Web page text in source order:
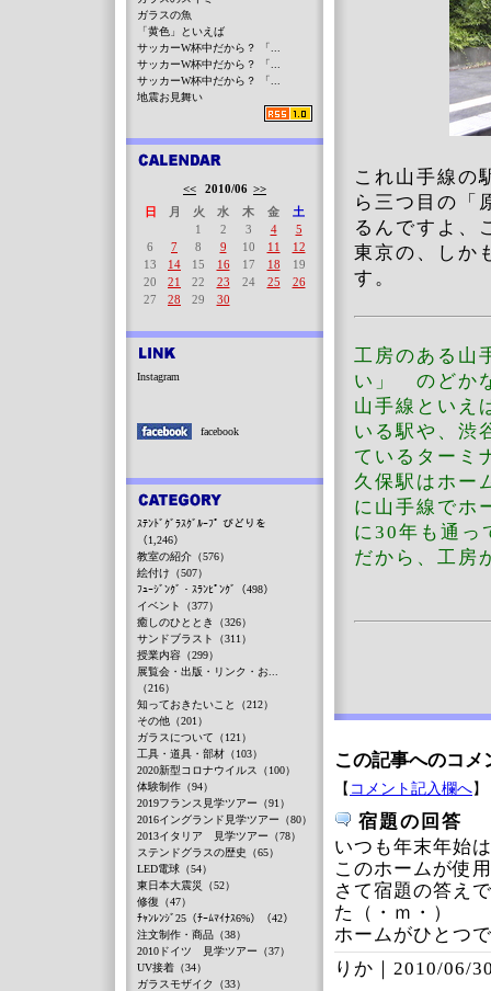
これ山手線の
ら三つ目の「
るんですよ、
東京の、しか
す。
工房のある山
い」 のどか
山手線といえ
いる駅や、渋
ているターミ
久保駅はホー
に山手線でホ
に30年も通っ
だから、工房
この記事へのコメ
【 コメント記入欄へ】
宿題の回答
いつも年末年始
このホームが使
さて宿題の答え
た（・ｍ・）
ホームがひとつ
りか｜ 2010/06/
ガラスの魚
「黄色」といえば
サッカーW杯中だから？ 「...
サッカーW杯中だから？ 「...
サッカーW杯中だから？ 「...
地震お見舞い
<< 2010/06 >>
日
月 火 水 木 金
土
1
2 3 4
5
6
7 8 9 10 11
12
13
14 15 16 17 18
19
20
21 22 23 24 25
26
27
28 29 30
Instagram
facebook
ｽﾃﾝﾄﾞｸﾞﾗｽｸﾞﾙｰﾌﾟ びどりを
（1,246）
教室の紹介（576）
絵付け（507）
ﾌｭｰｼﾞﾝｸﾞ・ｽﾗﾝﾋﾟﾝｸﾞ（498）
イベント（377）
癒しのひととき（326）
サンドブラスト（311）
授業内容（299）
展覧会・出版・リンク・お...
（216）
知っておきたいこと（212）
その他（201）
ガラスについて（121）
工具・道具・部材（103）
2020新型コロナウイルス（100）
体験制作（94）
2019フランス見学ツアー（91）
2016イングランド見学ツアー（80）
2013イタリア 見学ツアー（78）
ステンドグラスの歴史（65）
LED電球（54）
東日本大震災（52）
修復（47）
ﾁｬﾝﾚﾝｼﾞ25（ﾁｰﾑﾏｲﾅｽ6%）（42）
注文制作・商品（38）
2010ドイツ 見学ツアー（37）
UV接着（34）
ガラスモザイク（33）